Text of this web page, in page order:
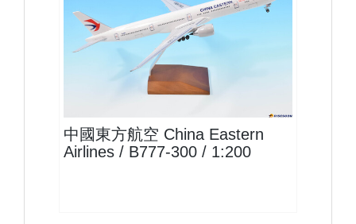
CES20B773P02
中國東方航空 China Eastern
Airlines / B777-300 / 1:200